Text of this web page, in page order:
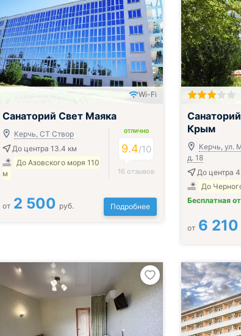
Включён завтрак, обед и ужин
Wi-Fi
Санаторий Свет Маяка
Керчь, СТ Створ
До центра 13.4 км
До Азовского моря 110
м
ОТЛИЧНО
9.4/10
16 отзывов
от 2 500 руб. Подробнее
Всё включено
Крым
Керчь, ул.
д. 18
До центра
До
Бесплатная
от 6 210